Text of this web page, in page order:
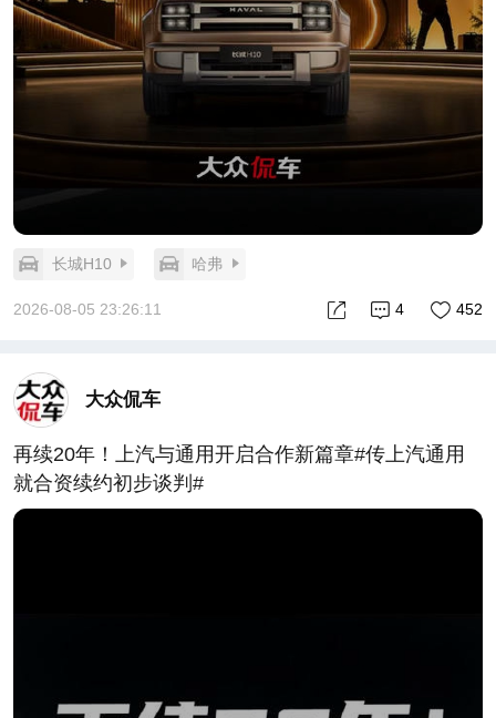
长城H10 哈弗
2026-08-05 23:26:11 452
4
大众侃车
再续20年！上汽与通用开启合作新篇章#传上汽通用
就合资续约初步谈判#